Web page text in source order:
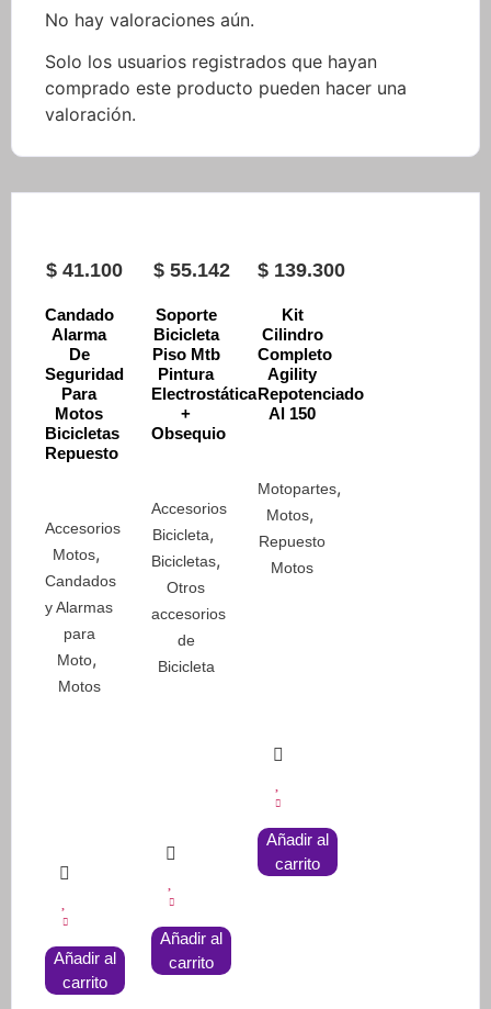
No hay valoraciones aún.
Solo los usuarios registrados que hayan
comprado este producto pueden hacer una
valoración.
$ 41.100
Candado
Alarma
De
Seguridad
Para
Motos
Bicicletas
Repuesto
Accesorios
Motos,
Candados
y Alarmas
para
Moto,
Motos
Añadir al
carrito
$55.142
Soporte
Bicicleta
Piso Mtb
Pintura
Electrostática
+
Obsequio
Accesorios
Bicicleta,
Bicicletas,
Otros
accesorios
de
Bicicleta
Añadir al
carrito
$ 139.300
Kit
Cilindro
Completo
Agility
Repotenciado
Al 150
Motopartes,
Motos,
Repuesto
Motos
Añadir al
carrito